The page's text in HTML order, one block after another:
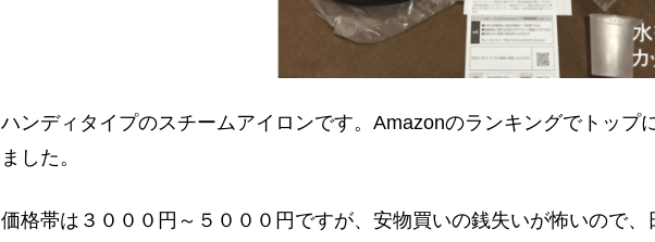
ハンディタイプのスチームアイロンです。Amazonのランキングでトップ
ました。
価格帯は３０００円～５０００円ですが、安物買いの銭失いが怖いので、